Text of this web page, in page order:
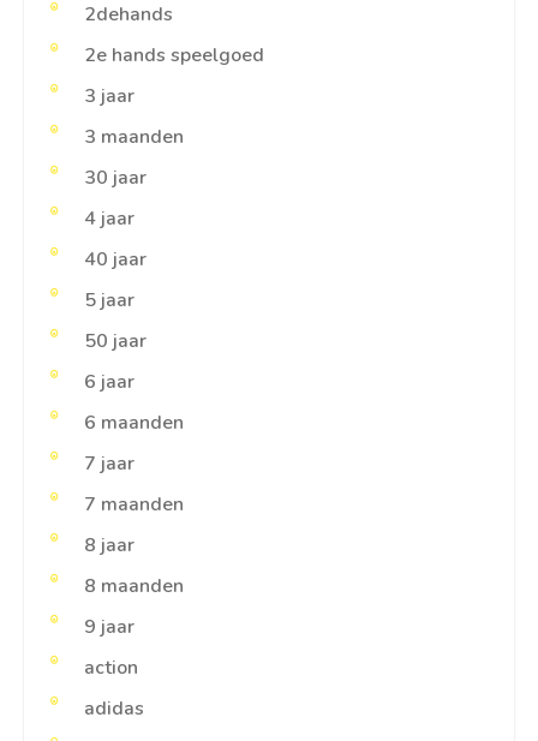
2dehands
2e hands speelgoed
3 jaar
3 maanden
30 jaar
4 jaar
40 jaar
5 jaar
50 jaar
6 jaar
6 maanden
7 jaar
7 maanden
8 jaar
8 maanden
9 jaar
action
adidas